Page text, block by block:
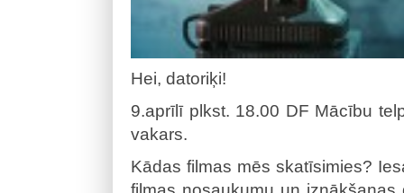
Hei, datoriķi!
9.aprīlī plkst. 18.00 DF Mācību
vakars.
Kādas filmas mēs skatīsimies?